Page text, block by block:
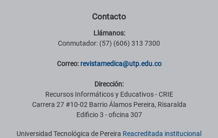
Contacto
Llámanos:
Conmutador: (57) (606) 313 7300
Correo: revistamedica@utp.edu.co
Dirección:
Recursos Informáticos y Educativos - CRIE
Carrera 27 #10-02 Barrio Álamos Pereira, Risaralda
Edificio 3 - oficina 307
Universidad Tecnológica de Pereira Reacreditada institucional